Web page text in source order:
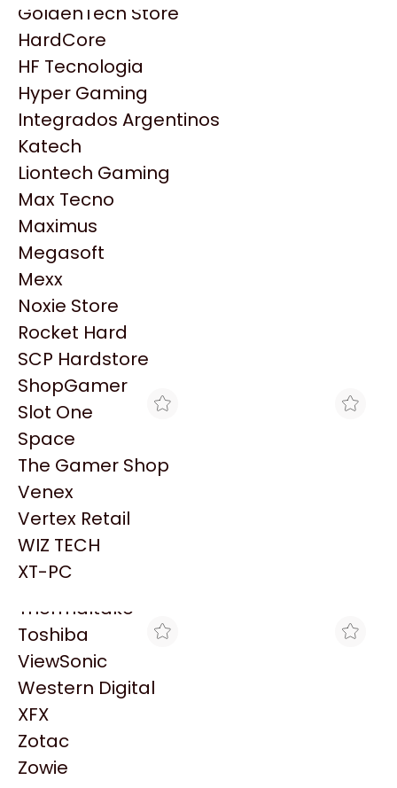
HP
HyperX
INNO3D
Intel
Kingston
Lenovo
Logitech
MSI
NVIDIA GeForce
NZXT
PNY
Palit
Philips
PowerColor
Razer
Redragon
Samsung
Sandisk
Sapphire
Seagate
Sentey
Solarmax
Thermaltake
Toshiba
ViewSonic
Western Digital
XFX
Zotac
Zowie
GoldenTech Store
HardCore
HF Tecnologia
Hyper Gaming
Integrados Argentinos
Katech
Liontech Gaming
Max Tecno
Maximus
Megasoft
Mexx
Noxie Store
Rocket Hard
SCP Hardstore
ShopGamer
Slot One
Space
The Gamer Shop
Venex
Vertex Retail
WIZ TECH
XT-PC
Productos
Similares
Explorá más productos similares
MAX TECNO
DELL PCIE FAN FOR
$41.654
DELL R760XS STANDARD